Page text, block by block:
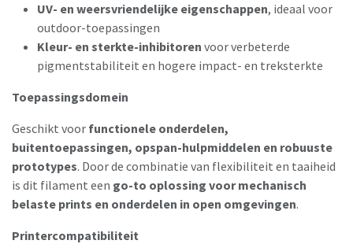
UV- en weersvriendelijke eigenschappen, ideaal voor
outdoor-toepassingen
Kleur- en sterkte-inhibitoren voor verbeterde
pigmentstabiliteit en hogere impact- en treksterkte
Toepassingsdomein
Geschikt voor functionele onderdelen,
buitentoepassingen, opspan-hulpmiddelen en robuuste
prototypes. Door de combinatie van flexibiliteit en taaiheid
is dit filament een go-to oplossing voor mechanisch
belaste prints en onderdelen in open omgevingen.
Printercompatibiliteit